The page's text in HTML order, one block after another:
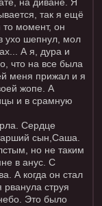
на диване. Я
так я ещё
момент, он
ухо шепнул, мол
А я, дура и
что на все была
меня прижал и я
жопе. А
и в срамную
Сердце
сын,Саша.
но не таким
в анус. С
А когда он стал
струя
Это было